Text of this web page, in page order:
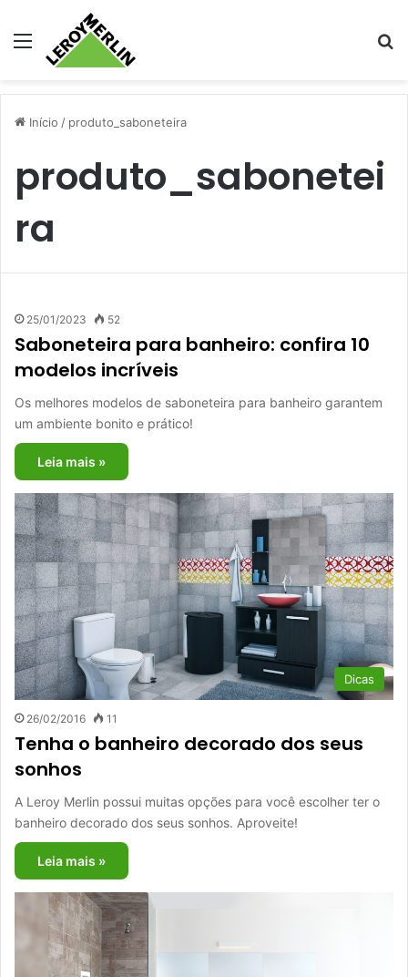
Menu
Início / produto_saboneteira
produto_sabonetei
ra
25/01/2023 52
Saboneteira para banheiro: confira 10
modelos incríveis
Os melhores modelos de saboneteira para banheiro garantem
um ambiente bonito e prático!
Leia mais »
Dicas
26/02/2016 11
Tenha o banheiro decorado dos seus
sonhos
A Leroy Merlin possui muitas opções para você escolher ter o
banheiro decorado dos seus sonhos. Aproveite!
Leia mais »